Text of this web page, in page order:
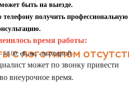
с логотипом
быть на выезде.
получить профессиональную
время работы:
16.00; сб., вс. -выходной
может по звонку привести
внеурочное время.